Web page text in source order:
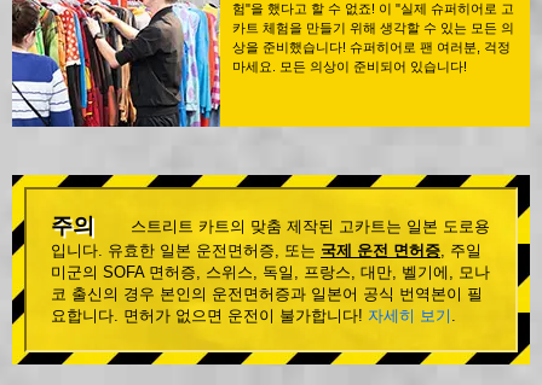
험"을 했다고 할 수 없죠! 이 "실제 슈퍼히어로 고
카트 체험을 만들기 위해 생각할 수 있는 모든 의
상을 준비했습니다! 슈퍼히어로 팬 여러분, 걱정
마세요. 모든 의상이 준비되어 있습니다!
주의
스트리트 카트의 맞춤 제작된 고카트는 일본 도로용
입니다. 유효한 일본 운전면허증, 또는 국제 운전 면허증, 주일
미군의 SOFA 면허증, 스위스, 독일, 프랑스, 대만, 벨기에, 모나
코 출신의 경우 본인의 운전면허증과 일본어 공식 번역본이 필
요합니다. 면허가 없으면 운전이 불가합니다! 자세히 보기 .